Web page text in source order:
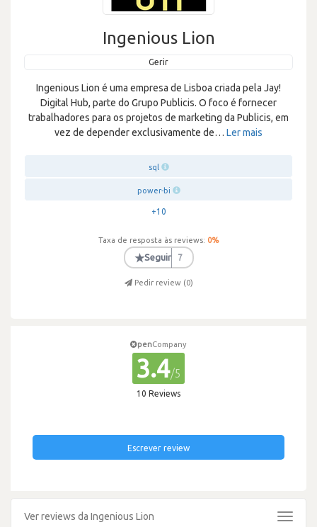
Ingenious Lion
Gerir
Ingenious Lion é uma empresa de Lisboa criada pela Jay!
Digital Hub, parte do Grupo Publicis. O foco é fornecer
trabalhadores para os projetos de marketing da Publicis, em
vez de depender exclusivamente de… Ler mais
sql
power-bi
+10
Taxa de resposta às reviews: 0%
★Seguir 7
Pedir review (0)
penCompany
3.4/5
10 Reviews
Escrever review
Ver reviews da Ingenious Lion
Toggle